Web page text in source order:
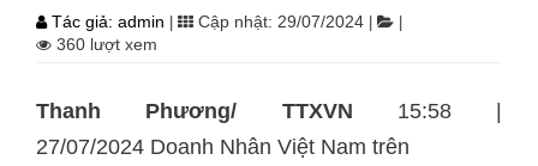
Tác giả: admin Cập nhật: 29/07/2024
360 lượt xem
Thanh Phương/ TTXVN 15:58 |
27/07/2024 Doanh Nhân Việt Nam trên